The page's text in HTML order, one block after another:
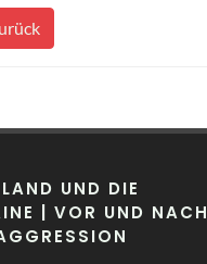
UND DIE
| VOR UND NACH